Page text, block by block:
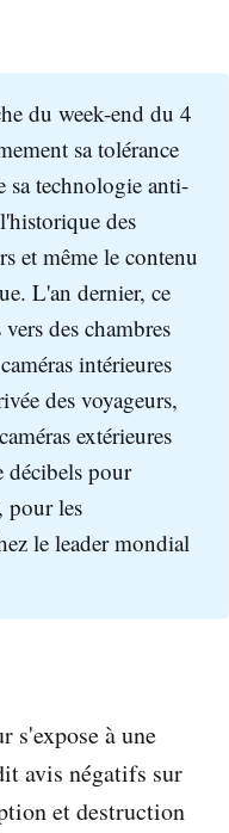
du week-end du 4
sa tolérance
sa technologie anti-
des
et même le contenu
L'an dernier, ce
des chambres
intérieures
des voyageurs,
extérieures
décibels pour
pour les
le leader mondial
s'expose à une
avis négatifs sur
et destruction